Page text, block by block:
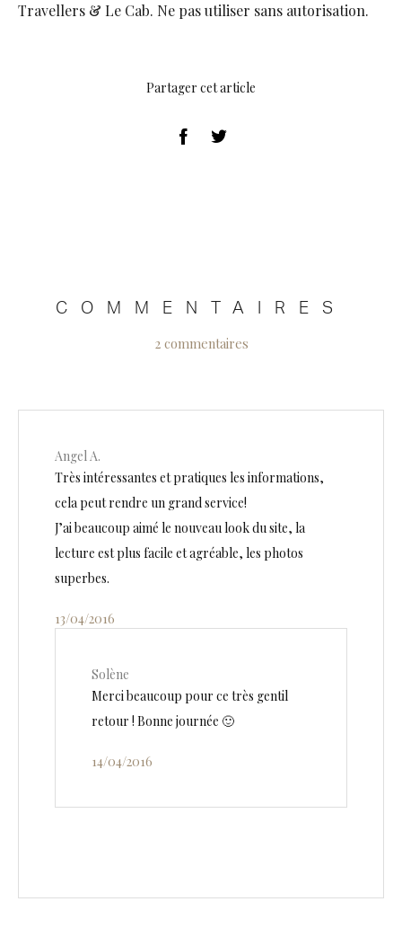
Travellers & Le Cab. Ne pas utiliser sans autorisation.
Partager cet article
COMMENTAIRES
2 commentaires
Angel A.
Très intéressantes et pratiques les informations,
cela peut rendre un grand service!
J’ai beaucoup aimé le nouveau look du site, la
lecture est plus facile et agréable, les photos
superbes.
13/04/2016
Solène
Merci beaucoup pour ce très gentil
retour ! Bonne journée 🙂
14/04/2016